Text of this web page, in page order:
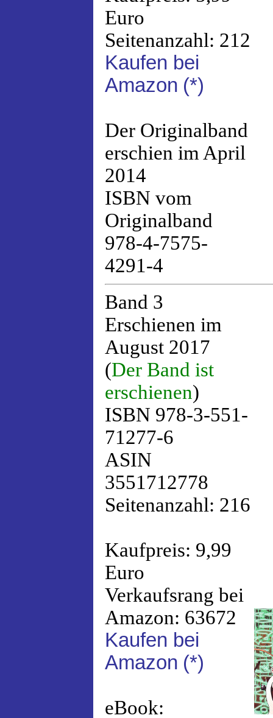
Euro
Seitenanzahl: 212
Kaufen bei
Amazon (*)
Der Originalband
erschien im April
2014
ISBN vom
Originalband
978-4-7575-
4291-4
Band 3
Erschienen im
August 2017
(Der Band ist
erschienen)
ISBN 978-3-551-
71277-6
ASIN
3551712778
Seitenanzahl: 216
Kaufpreis: 9,99
Euro
Verkaufsrang bei
Amazon: 63672
Kaufen bei
Amazon (*)
eBook: